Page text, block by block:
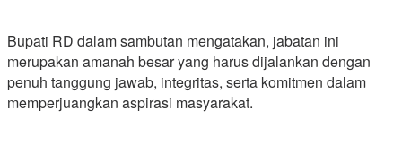
Bupati RD dalam sambutan mengatakan, jabatan ini
merupakan amanah besar yang harus dijalankan dengan
penuh tanggung jawab, integritas, serta komitmen dalam
memperjuangkan aspirasi masyarakat.